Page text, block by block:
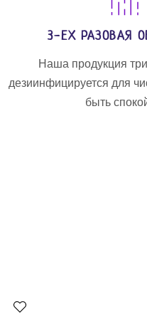
3-ЕХ РАЗОВАЯ
Наша продукция
дезиинфицируется для
быть